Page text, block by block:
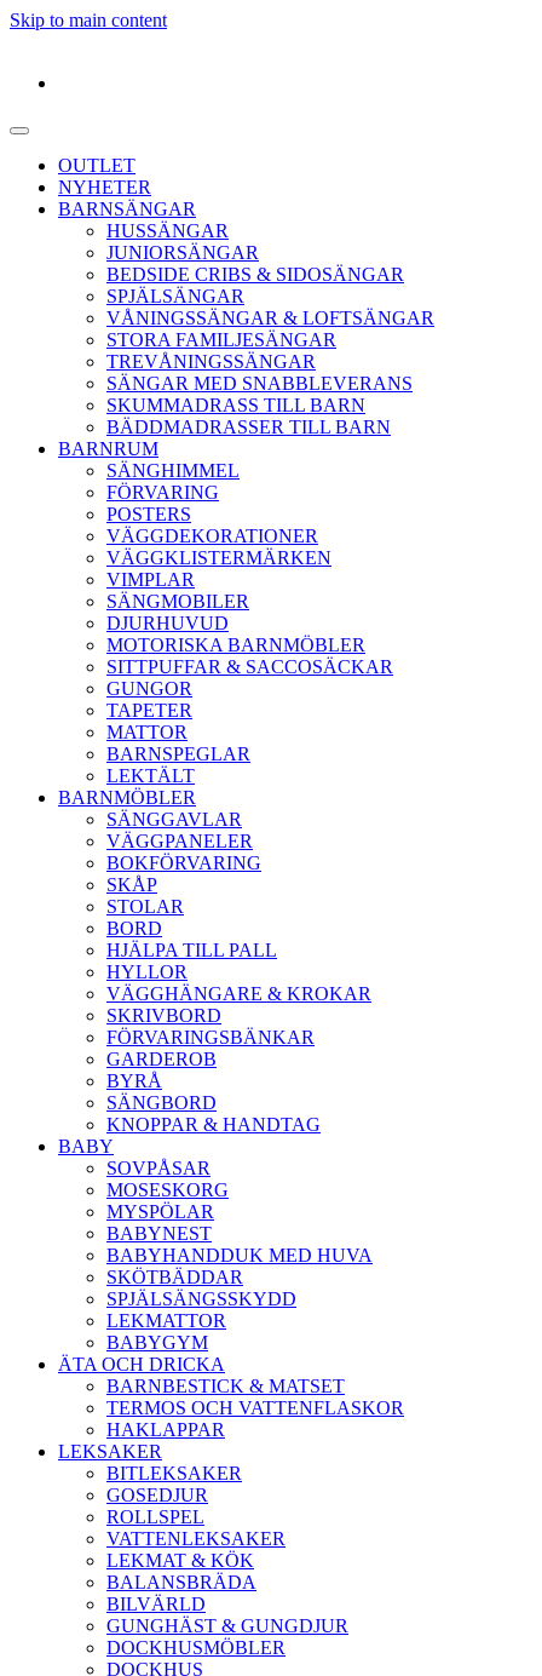
Skip to main content
OUTLET
NYHETER
BARNSÄNGAR
HUSSÄNGAR
JUNIORSÄNGAR
BEDSIDE CRIBS & SIDOSÄNGAR
SPJÄLSÄNGAR
VÅNINGSSÄNGAR & LOFTSÄNGAR
STORA FAMILJESÄNGAR
TREVÅNINGSSÄNGAR
SÄNGAR MED SNABBLEVERANS
SKUMMADRASS TILL BARN
BÄDDMADRASSER TILL BARN
BARNRUM
SÄNGHIMMEL
FÖRVARING
POSTERS
VÄGGDEKORATIONER
VÄGGKLISTERMÄRKEN
VIMPLAR
SÄNGMOBILER
DJURHUVUD
MOTORISKA BARNMÖBLER
SITTPUFFAR & SACCOSÄCKAR
GUNGOR
TAPETER
MATTOR
BARNSPEGLAR
LEKTÄLT
BARNMÖBLER
SÄNGGAVLAR
VÄGGPANELER
BOKFÖRVARING
SKÅP
STOLAR
BORD
HJÄLPA TILL PALL
HYLLOR
VÄGGHÄNGARE & KROKAR
SKRIVBORD
FÖRVARINGSBÄNKAR
GARDEROB
BYRÅ
SÄNGBORD
KNOPPAR & HANDTAG
BABY
SOVPÅSAR
MOSESKORG
MYSPÖLAR
BABYNEST
BABYHANDDUK MED HUVA
SKÖTBÄDDAR
SPJÄLSÄNGSSKYDD
LEKMATTOR
BABYGYM
ÄTA OCH DRICKA
BARNBESTICK & MATSET
TERMOS OCH VATTENFLASKOR
HAKLAPPAR
LEKSAKER
BITLEKSAKER
GOSEDJUR
ROLLSPEL
VATTENLEKSAKER
LEKMAT & KÖK
BALANSBRÄDA
BILVÄRLD
GUNGHÄST & GUNGDJUR
DOCKHUSMÖBLER
DOCKHUS